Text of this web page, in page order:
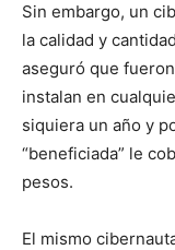
Sin embargo, un
la calidad y
aseguró que
instalan en
siquiera un año y
“beneficiada” le
pesos.
El mismo